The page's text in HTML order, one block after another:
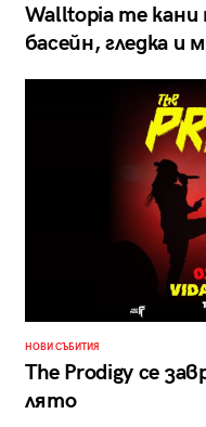
Walltopia те кани
басейн, гледка и
НОВИ СЪБИТИЯ
The Prodigy се
лято